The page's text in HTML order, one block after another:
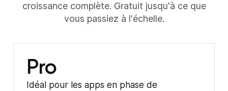
croissance complète. Gratuit jusqu'à ce que
vous passiez à l'échelle.
Pro
Idéal pour les apps en phase de